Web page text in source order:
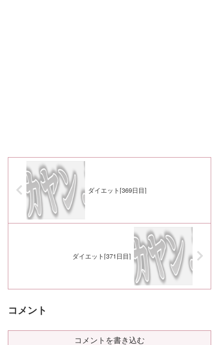
ダイエット[369日目]
ダイエット[371日目]
コメント
コメントを書き込む